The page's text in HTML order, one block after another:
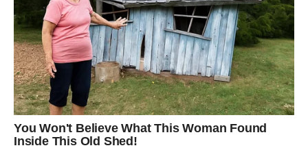
češnjak. Dodajte malo soli, paprike i crnog papra za začin.
Pomiješajte brašno i jaja sa smjesom od povrća,
osiguravajući temeljitu integraciju. Narežite ili izrežitesir
na male, topljive komadiće.